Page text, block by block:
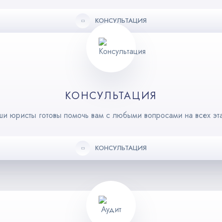
КОНСУЛЬТАЦИЯ
КОНСУЛЬТАЦИЯ
юристы готовы помочь вам с любыми вопросами на всех
КОНСУЛЬТАЦИЯ